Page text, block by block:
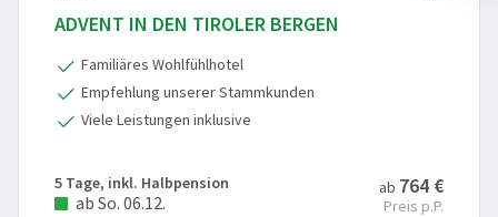
ADVENT IN DEN TIROLER BERGEN
Familiäres Wohlfühlhotel
Empfehlung unserer Stammkunden
Viele Leistungen inklusive
5 Tage, inkl. Halbpension
ab So. 06.12.
ab 764 €
Preis p.P.